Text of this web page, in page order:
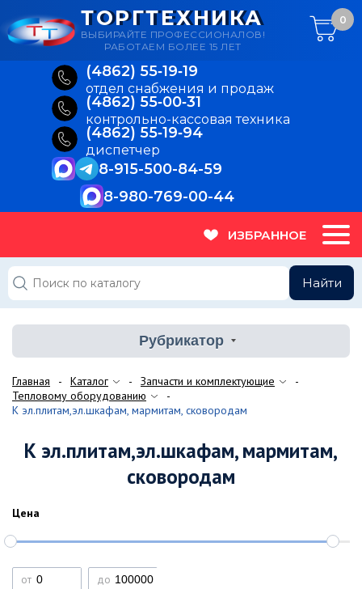
(4862) 55‑19‑19
отдел снабжения и продаж
(4862) 55‑00‑31
контрольно-кассовая техника
(4862) 55‑19‑94
диспетчер
8-915-500-84-59
8-980-769-00-44
ТОРГТЕХНИКА
ВЫБИРАЙТЕ ПРОФЕССИОНАЛОВ!
РАБОТАЕМ БОЛЕЕ 15 ЛЕТ
0
ИЗБРАННОЕ
Найти
Рубрикатор
Главная Каталог
Запчасти и комплектующие
Тепловому оборудованию
К эл.плитам,эл.шкафам, мармитам, сковородам
К эл.плитам,эл.шкафам, мармитам,
сковородам
Цена
от до